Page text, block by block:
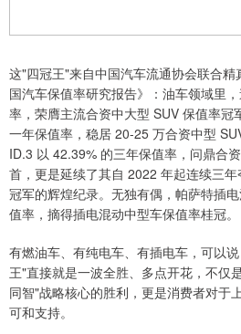
这"四冠王"来自中国汽车流通协会联合
国汽车保值率研究报告》：油车领域里
率，荣膺主流合资中大型 SUV 保值率冠
一年保值率，稳居 20-25 万合资中型
ID.3 以 42.39% 的三年保值率，问鼎合
首，更是延续了其自 2022 年起连续三
冠军的辉煌纪录。无独有偶，帕萨特插
值率，摘得插电混动中型车保值率桂冠。
有燃油车、有纯电车、有插电车，可以
王"直接就是一波全胜、多点开花，不仅
同智"战略核心的胜利，更是消费者对于
可和支持。